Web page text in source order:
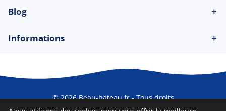
Blog ＋
Informations ＋
© 2026 Beau-bateau.fr - Tous droits